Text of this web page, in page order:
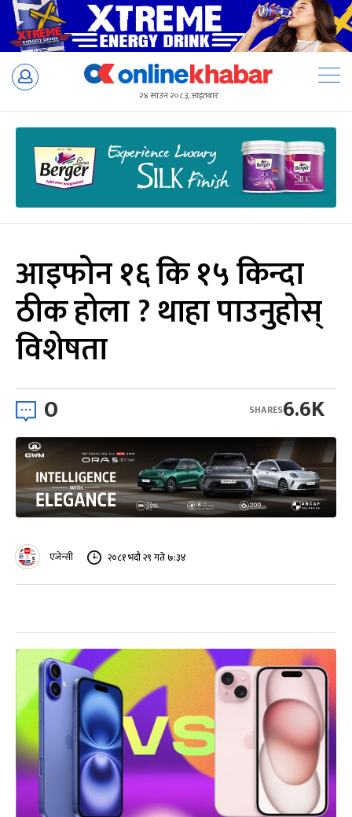
Skip
२४ साउन २०८३, आइतबार
आइफोन १६ कि १५ किन्दा
ठीक होला ? थाहा पाउनुहोस्
विशेषता
0 6.6K
SHARES
एजेन्सी २०८१ भदौ २९ गते ७:३४